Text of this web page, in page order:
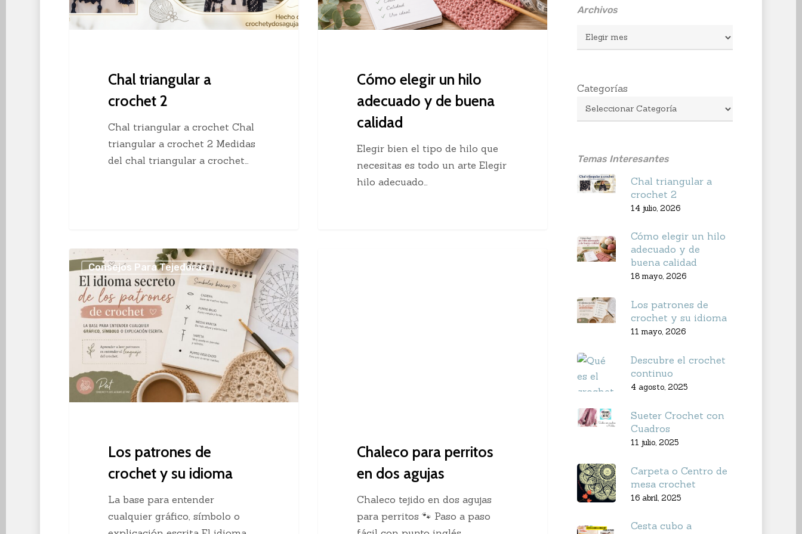
Chal triangular a
crochet 2
Chal triangular a crochet Chal
triangular a crochet 2 Medidas
del chal triangular a crochet…
calidad
Cómo elegir un hilo
adecuado y de buena
calidad
Elegir bien el tipo de hilo que
necesitas es todo un arte Elegir
hilo adecuado…
Los
patrones
de
crochet
idioma
Consejos Para Tejedoras
Los patrones de
crochet y su idioma
La base para entender
cualquier gráfico, símbolo o
Chaleco para perritos
en dos agujas
Chaleco tejido en dos agujas
para perritos 🐾 Paso a paso
Archivos
Archivos
Categorías
Temas Interesantes
Chal triangular a
crochet 2
14 julio, 2026
Cómo elegir un hilo
adecuado y de
buena calidad
18 mayo, 2026
Los patrones de
crochet y su idioma
11 mayo, 2026
Descubre el crochet
continuo
4 agosto, 2025
Sueter Crochet con
Cuadros
11 julio, 2025
Carpeta o Centro de
mesa crochet
16 abril, 2025
Cesta cubo a